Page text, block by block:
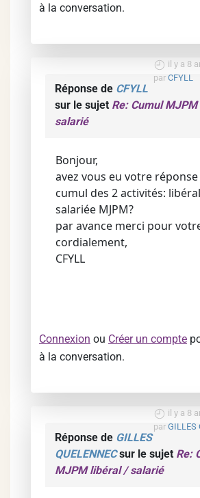
à la conversation.
il y a 8
par CFYLL
Réponse de CFYLL
sur le sujet Re: Cumul
salarié
Bonjour,
avez vous eu votre
cumul des 2 activités:
salariée MJPM?
par avance merci pour
cordialement,
CFYLL
Connexion ou Créer un compte
à la conversation.
il y a 8
par GILLES
Réponse de GILLES
QUELENNECsur le sujet Re:
MJPM libéral / salarié